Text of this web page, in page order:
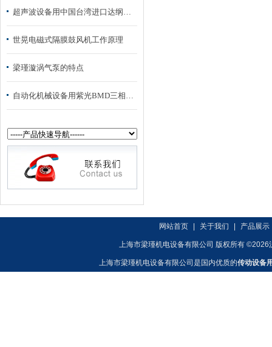
超声波设备用中国台湾进口达纲DARGANG高压鼓风机
世晃电磁式隔膜鼓风机工作原理
梁瑾漩涡气泵的特点
自动化机械设备用紫光BMD三相异步制动电动机
网站首页 关于我们 产品展示
上海市梁瑾机电设备有限公司 版权所有 ©2026
上海市梁瑾机电设备有限公司是国内优质的传动设备